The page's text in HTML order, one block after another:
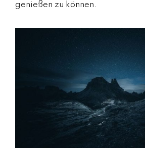
genießen zu können.